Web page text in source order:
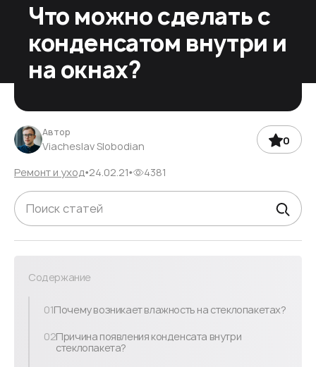
Что можно сделать с
конденсатом внутри и
на окнах?
Автор
Viacheslav Slobodian 0
Ремонт и уход 24.02.21 4381
Содержание
01Почему возникает влажность на стеклопакетах?
02Причина появления конденсата внутри
стеклопакета?